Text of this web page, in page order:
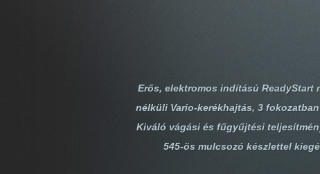
Erős, elektromos indítású
nélküli Vario-kerékhajtás, 3
Kiváló vágási és fűgyűjtési
545-ös mulcsozó készlettel